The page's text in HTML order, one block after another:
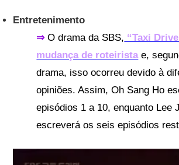
Entretenimento
⇒O drama da SBS, “Taxi
mudança de roteiristae,
drama, isso ocorreu devido à
opiniões. Assim, Oh Sang Ho
episódios 1 a 10, enquanto Lee
escreverá os seis episódios